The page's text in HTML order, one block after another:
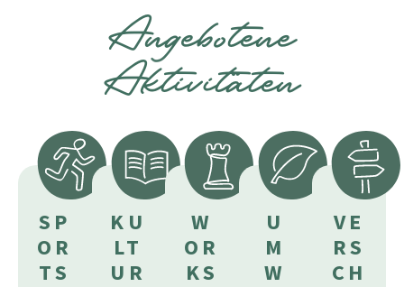
Angebotene
Aktivitäten
SP
OR
TS
KU
LT
UR
W
OR
KS
U
M
W
VE
RS
CH